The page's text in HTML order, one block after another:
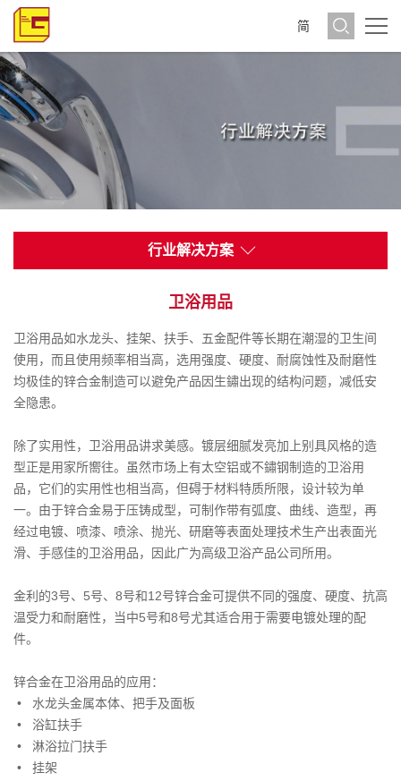
简
行业解决方案
卫浴用品
卫浴用品如水龙头、挂架、扶手、五金配件等长期在潮湿的卫生间
使用，而且使用频率相当高，选用强度、硬度、耐腐蚀性及耐磨性
均极佳的锌合金制造可以避免产品因生鏽出现的结构问题，减低安
全隐患。
除了实用性，卫浴用品讲求美感。镀层细腻发亮加上别具风格的造
型正是用家所嚮往。虽然市场上有太空铝或不鏽钢制造的卫浴用
品，它们的实用性也相当高，但碍于材料特质所限，设计较为单
一。由于锌合金易于压铸成型，可制作带有弧度、曲线、造型，再
经过电镀、喷漆、喷涂、抛光、研磨等表面处理技术生产出表面光
滑、手感佳的卫浴用品，因此广为高级卫浴产品公司所用。
金利的3号、5号、8号和12号锌合金可提供不同的强度、硬度、抗高
温受力和耐磨性，当中5号和8号尤其适合用于需要电镀处理的配
件。
锌合金在卫浴用品的应用：
• 水龙头金属本体、把手及面板
• 浴缸扶手
• 淋浴拉门扶手
• 挂架